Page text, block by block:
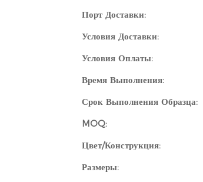
Порт Доставки:
Условия Доставки:
Условия Оплаты:
Время Выполнения:
Срок Выполнения Образца:
MOQ:
Цвет/Конструкция:
Размеры: